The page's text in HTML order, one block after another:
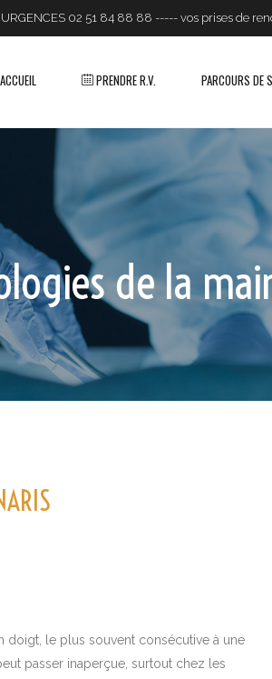
URGENCES 02 51 84 88 88 ----- vos prises de
ACCUEIL PRENDRE R.V. PARCOURS DE
de la
doigt, le plus souvent consécutive à une
passer inaperçue, surtout chez les